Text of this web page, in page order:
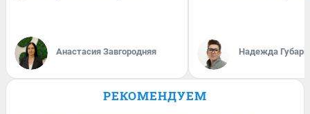
Анастасия Завгородняя Надежда Губарь
РЕКОМЕНДУЕМ